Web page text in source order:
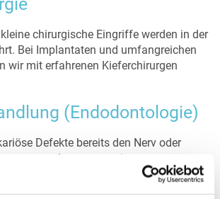
chirurgische Eingriffe werden in der
Bei Implantaten und umfangreichen
wir mit erfahrenen Kieferchirurgen
(Endodontologie)
Defekte bereits den Nerv oder
vor, kann es zu einer
kommen. Die